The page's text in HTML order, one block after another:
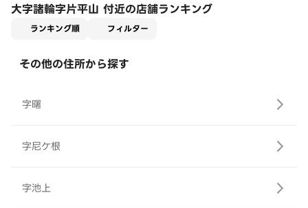
大字諸輪字片平山 付近の店舗ランキング
ランキング順 フィルター
その他の住所から探す
字曙
字尼ケ根
字池上